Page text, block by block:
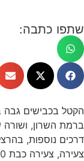
שתפו כתבה:
ברמת השרון, ושורה
דרכים נוספות,